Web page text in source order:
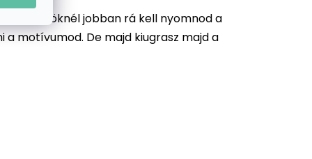
köröknél jobban rá kell nyomnod a
motívumod. De majd kiugrasz majd a